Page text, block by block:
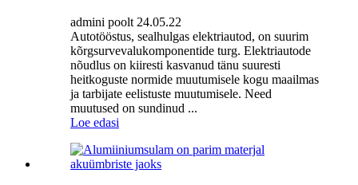
admini poolt 24.05.22
Autotööstus, sealhulgas elektriautod, on suurim
kõrgsurvevalukomponentide turg. Elektriautode
nõudlus on kiiresti kasvanud tänu suuresti
heitkoguste normide muutumisele kogu maailmas
ja tarbijate eelistuste muutumisele. Need
muutused on sundinud ...
Loe edasi